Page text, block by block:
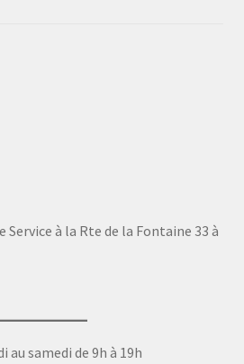
à la Rte de la Fontaine 33 à
au samedi de 9h à 19h